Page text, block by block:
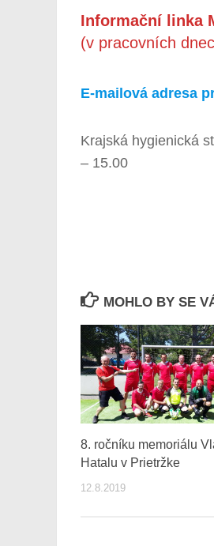
Informační linka
(v pracovních
E-mailová adresa
Krajská hygienická
– 15.00
MOHLO BY SE
8. ročníku memoriálu
Hatalu v Prietržke
12.8.2019